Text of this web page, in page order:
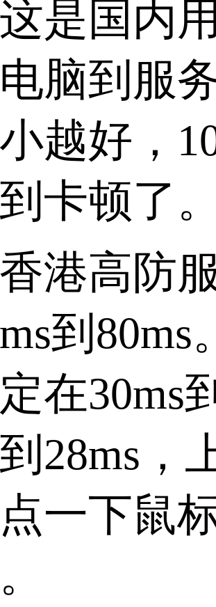
国内用
脑到服
越好，
卡顿了
高防服
到
在30ms
28ms，
一下鼠